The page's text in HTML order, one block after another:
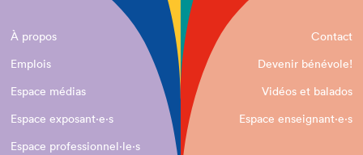
À propos
Contact
Emplois
Devenir bénévole!
Espace médias
Vidéos et balados
Espace exposant·e⋅s
Espace enseignant·e⋅s
Espace professionnel·le⋅s